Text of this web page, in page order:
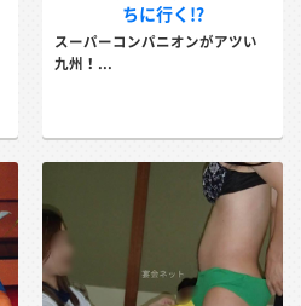
ちに行く!?
スーパーコンパニオンがアツい
九州！...